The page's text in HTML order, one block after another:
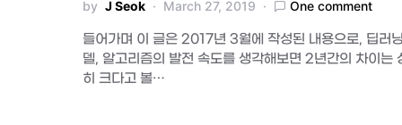
by J Seok March 27, 2019 One comment
들어가며 이 글은 2017년 3월에 작성된 내용으로, 딥러
델, 알고리즘의 발전 속도를 생각해보면 2년간의 차이는
히 크다고 볼…